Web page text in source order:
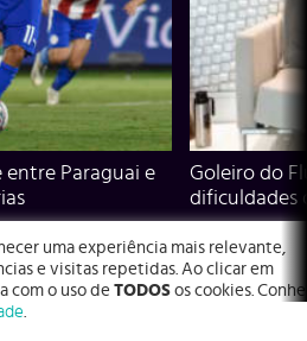
entre Paraguai e
Goleiro do
dificuldades
uma experiência mais relevante,
e visitas repetidas. Ao clicar em
com o uso de TODOSos cookies.
.